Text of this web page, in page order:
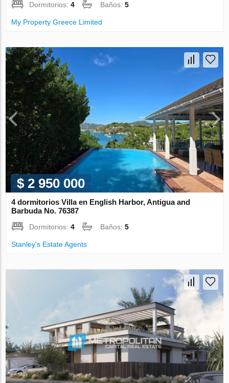
Dormitorios:4 Baños:5
My Property Greece Limited
$ 2 950 000
4 dormitorios Villa en English Harbor, Antigua and
Barbuda No. 76387
Dormitorios:4 Baños:5
Stanley's Estate Agents